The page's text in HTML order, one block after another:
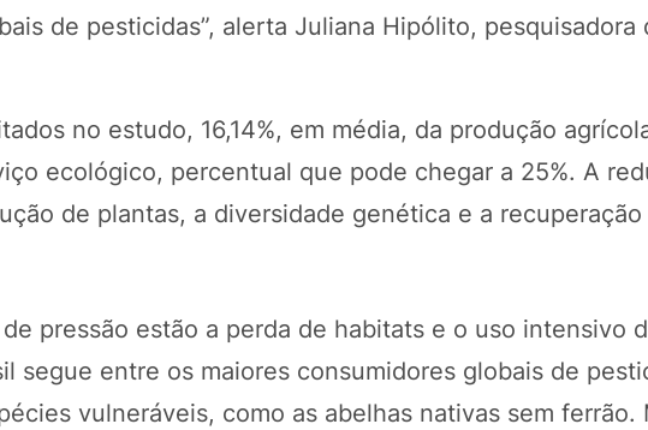
de pesticidas”, alerta Juliana Hipólito, pesquisadora
no estudo, 16,14%, em média, da produção
ecológico, percentual que pode chegar a 25%. A
de plantas, a diversidade genética e a
pressão estão a perda de habitats e o uso intensivo
segue entre os maiores consumidores globais de
vulneráveis, como as abelhas nativas sem ferrão.